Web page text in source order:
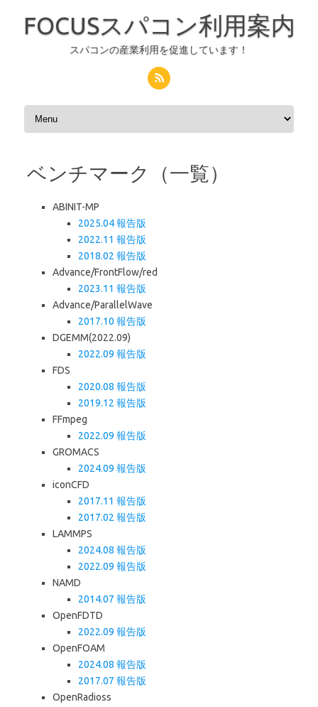
FOCUSスパコン利用案内
スパコンの産業利用を促進しています！
コンテンツへスキップ
ベンチマーク（一覧）
ABINIT-MP
2025.04 報告版
2022.11 報告版
2018.02 報告版
Advance/FrontFlow/red
2023.11 報告版
Advance/ParallelWave
2017.10 報告版
DGEMM(2022.09)
2022.09 報告版
FDS
2020.08 報告版
2019.12 報告版
FFmpeg
2022.09 報告版
GROMACS
2024.09 報告版
iconCFD
2017.11 報告版
2017.02 報告版
LAMMPS
2024.08 報告版
2022.09 報告版
NAMD
2014.07 報告版
OpenFDTD
2022.09 報告版
OpenFOAM
2024.08 報告版
2017.07 報告版
OpenRadioss